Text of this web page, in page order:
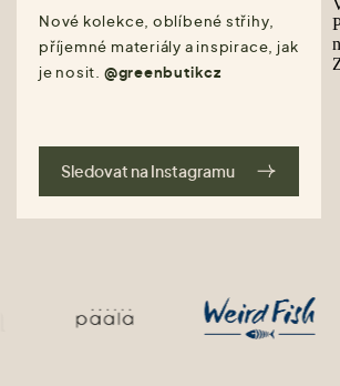
Nové kolekce, oblíbené střihy,
příjemné materiály a inspirace, jak
je nosit. @greenbutikcz
Sledovat na Instagramu